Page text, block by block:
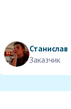
Станислав
Заказчик